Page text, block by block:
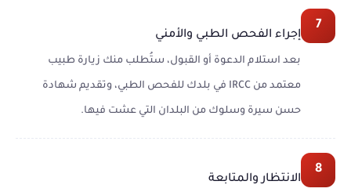
7
إجراء الفحص الطبي والأمني
بعد استلام الدعوة أو القبول، ستُطلب منك زيارة طبيب
معتمد من IRCC في بلدك للفحص الطبي، وتقديم شهادة
حسن سيرة وسلوك من البلدان التي عشت فيها.
8
الانتظار والمتابعة